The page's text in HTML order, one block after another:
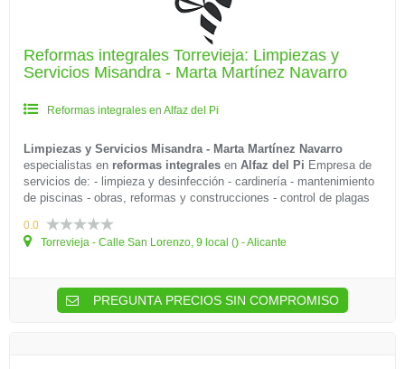
Reformas integrales Torrevieja: Limpiezas y
Servicios Misandra - Marta Martínez Navarro
Reformas integrales en Alfaz del Pi
Limpiezas y Servicios Misandra - Marta Martínez Navarro
especialistas en reformas integrales en Alfaz del Pi Empresa de
servicios de: - limpieza y desinfección - cardinería - mantenimiento
de piscinas - obras, reformas y construcciones - control de plagas
0.0
Torrevieja - Calle San Lorenzo, 9 local () - Alicante
PREGUNTA PRECIOS SIN COMPROMISO